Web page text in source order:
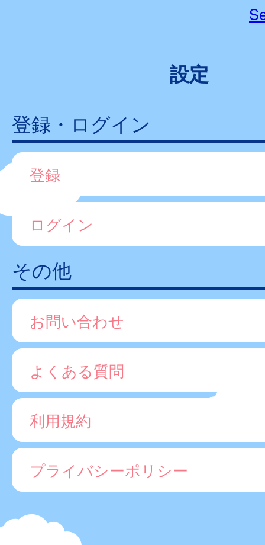
設定
登録・ログイン
登録
ログイン
その他
お問い合わせ
よくある質問
利用規約
プライバシーポリシー